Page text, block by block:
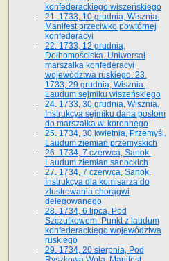
konfederackiego wiszeńskiego
21. 1733, 10 grudnia, Wisznia.
Manifest przeciwko powtórnej
konfederacyi
22. 1733, 12 grudnia,
Dołhomościska. Uniwersał
marszałka konfederacyi
województwa ruskiego. 23.
1733, 29 grudnia, Wisznia.
Laudum sejmiku wiszeńskiego
24. 1733, 30 grudnia, Wisznia.
Instrukcya sejmiku dana posłom
do marszałka w. koronnego
25. 1734, 30 kwietnia, Przemyśl.
Laudum ziemian przemyskich
26. 1734, 7 czerwca, Sanok.
Laudum ziemian sanockich
27. 1734, 7 czerwca, Sanok.
Instrukcya dla komisarza do
zlustrowania chorągwi
delegowanego
28. 1734, 6 lipca, Pod
Szczutkowem. Punkt z laudum
konfederackiego województwa
ruskiego
29. 1734, 20 sierpnia, Pod